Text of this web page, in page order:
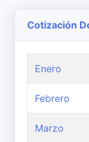
Cotización
Enero
Febrero
Marzo